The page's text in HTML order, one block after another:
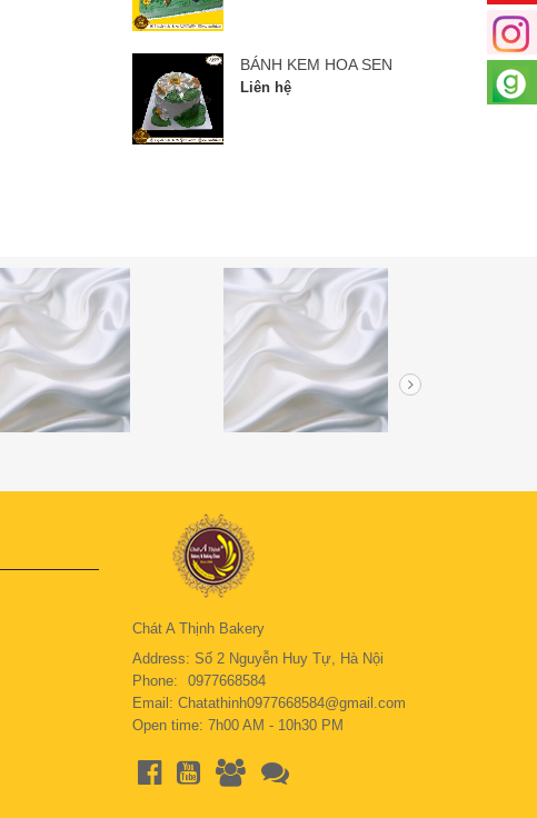
BÁNH KEM HOA SEN
Liên hệ
Chát A Thịnh Bakery
Address: Số 2 Nguyễn Huy Tự, Hà Nội
Phone:
0977668584
Email: Chatathinh0977668584@gmail.com
Open time: 7h00 AM - 10h30 PM